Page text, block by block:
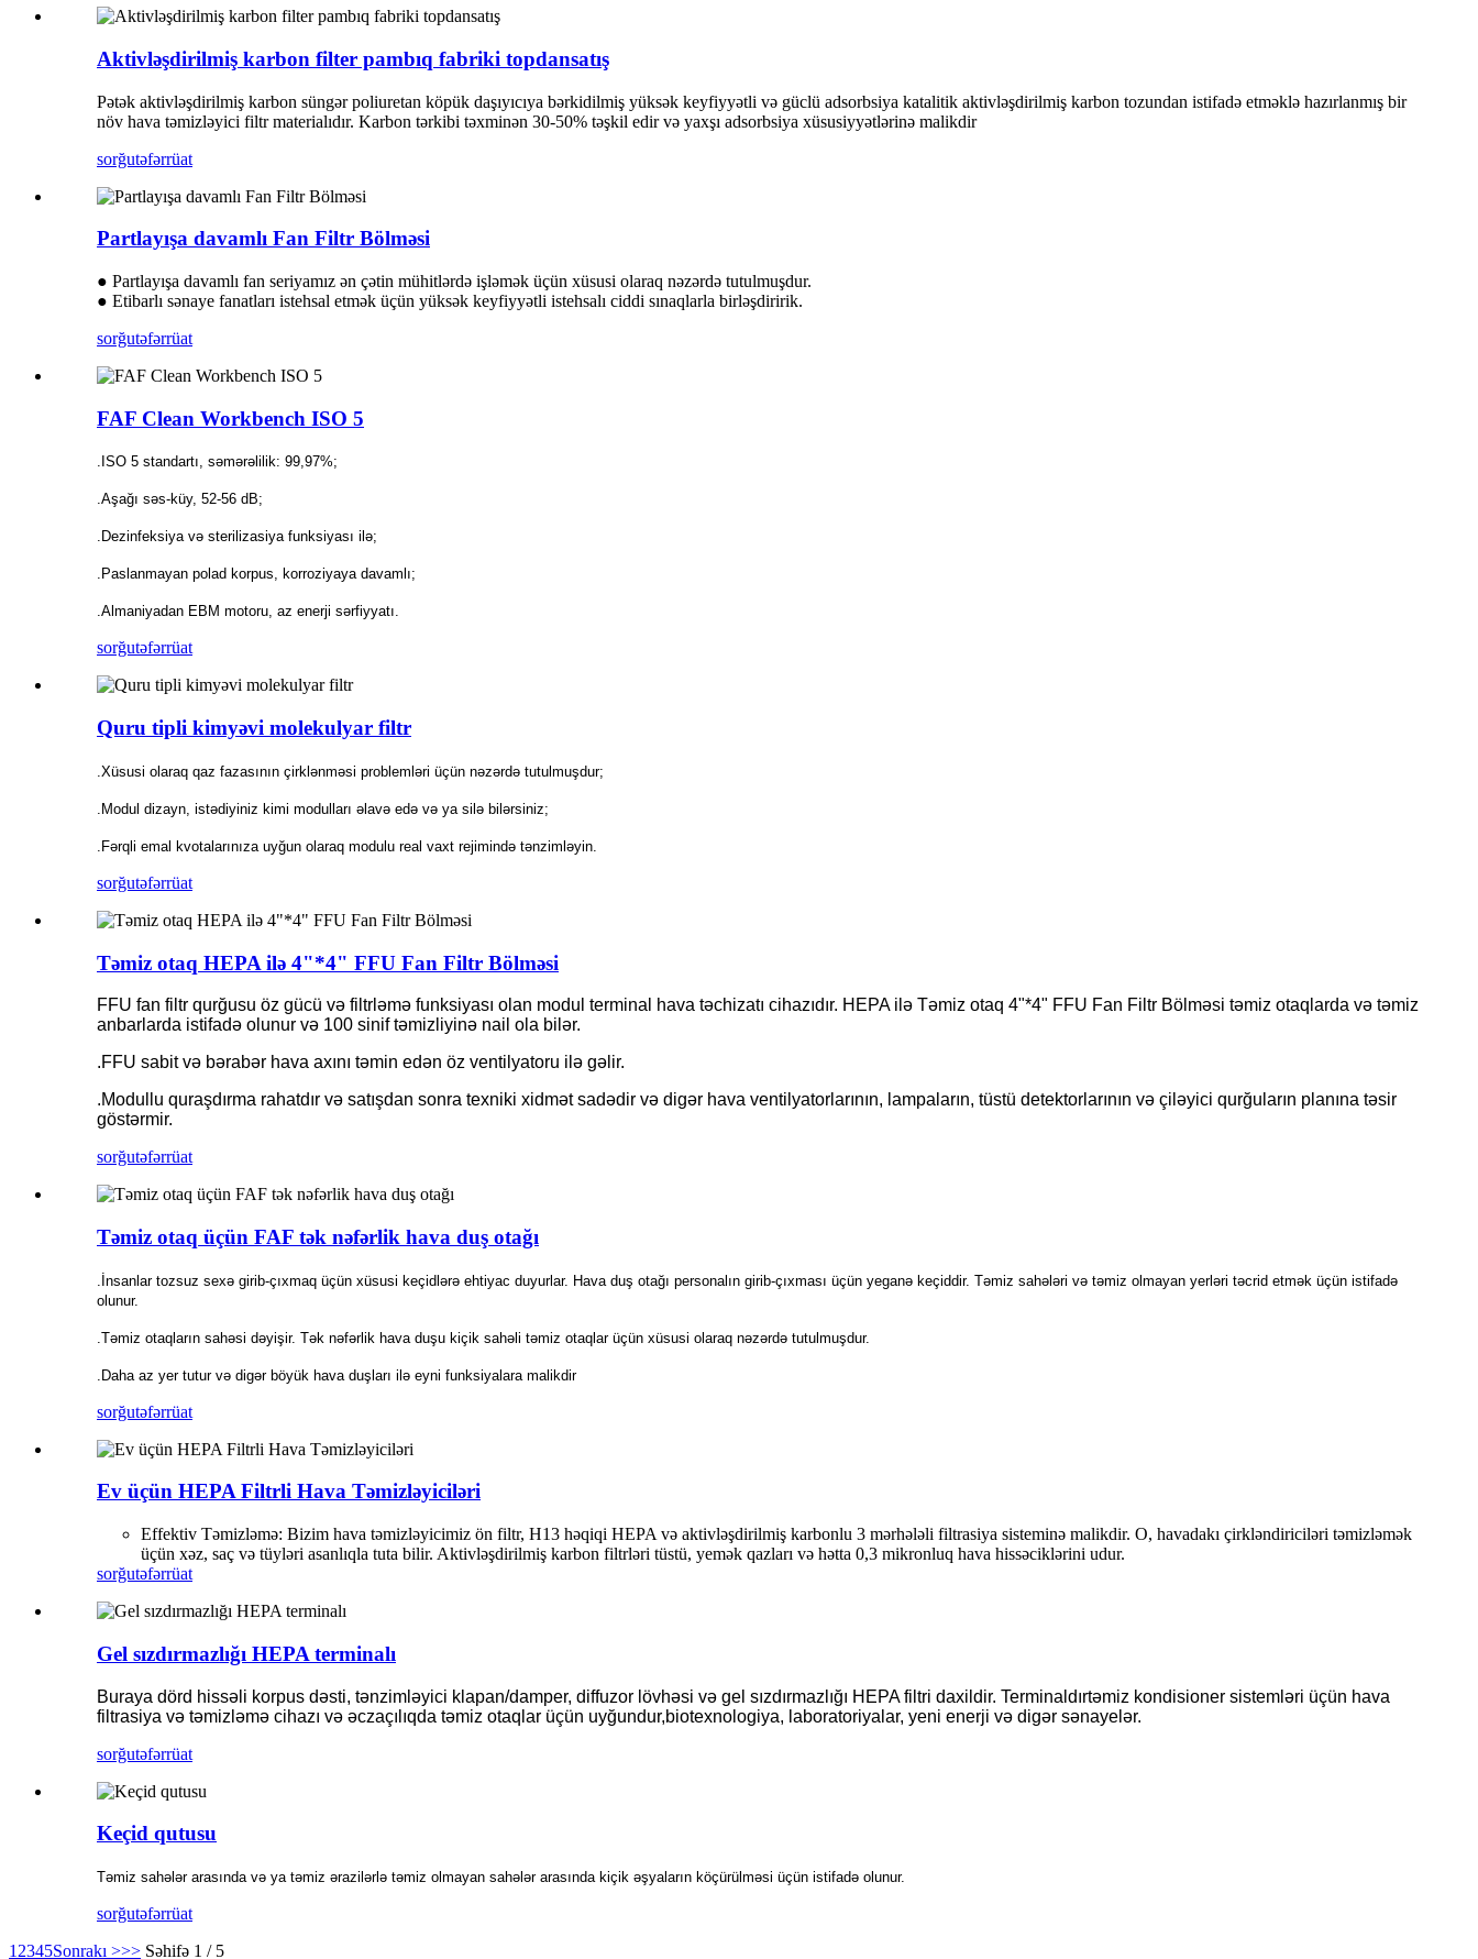
Aktivləşdirilmiş karbon filter pambıq fabriki topdansatış
Pətək aktivləşdirilmiş karbon süngər poliuretan köpük daşıyıcıya bərkidilmiş yüksək keyfiyyətli və güclü adsorbsiya katalitik aktivləşdirilmiş karbon tozundan istifadə etməklə hazırlanmış bir
növ hava təmizləyici filtr materialıdır. Karbon tərkibi təxminən 30-50% təşkil edir və yaxşı adsorbsiya xüsusiyyətlərinə malikdir
sorğutəfərrüat
Partlayışa davamlı Fan Filtr Bölməsi
● Partlayışa davamlı fan seriyamız ən çətin mühitlərdə işləmək üçün xüsusi olaraq nəzərdə tutulmuşdur.
● Etibarlı sənaye fanatları istehsal etmək üçün yüksək keyfiyyətli istehsalı ciddi sınaqlarla birləşdiririk.
sorğutəfərrüat
FAF Clean Workbench ISO 5
.ISO 5 standartı, səmərəlilik: 99,97%;
.Aşağı səs-küy, 52-56 dB;
.Dezinfeksiya və sterilizasiya funksiyası ilə;
.Paslanmayan polad korpus, korroziyaya davamlı;
.Almaniyadan EBM motoru, az enerji sərfiyyatı.
sorğutəfərrüat
Quru tipli kimyəvi molekulyar filtr
.Xüsusi olaraq qaz fazasının çirklənməsi problemləri üçün nəzərdə tutulmuşdur;
.Modul dizayn, istədiyiniz kimi modulları əlavə edə və ya silə bilərsiniz;
.Fərqli emal kvotalarınıza uyğun olaraq modulu real vaxt rejimində tənzimləyin.
sorğutəfərrüat
Təmiz otaq HEPA ilə 4"*4" FFU Fan Filtr Bölməsi
FFU fan filtr qurğusu öz gücü və filtrləmə funksiyası olan modul terminal hava təchizatı cihazıdır. HEPA ilə Təmiz otaq 4"*4" FFU Fan Filtr Bölməsi təmiz otaqlarda və təmiz
anbarlarda istifadə olunur və 100 sinif təmizliyinə nail ola bilər.
.FFU sabit və bərabər hava axını təmin edən öz ventilyatoru ilə gəlir.
.Modullu quraşdırma rahatdır və satışdan sonra texniki xidmət sadədir və digər hava ventilyatorlarının, lampaların, tüstü detektorlarının və çiləyici qurğuların planına təsir
göstərmir.
sorğutəfərrüat
Təmiz otaq üçün FAF tək nəfərlik hava duş otağı
.İnsanlar tozsuz sexə girib-çıxmaq üçün xüsusi keçidlərə ehtiyac duyurlar. Hava duş otağı personalın girib-çıxması üçün yeganə keçiddir. Təmiz sahələri və təmiz olmayan yerləri təcrid etmək üçün istifadə
olunur.
.Təmiz otaqların sahəsi dəyişir. Tək nəfərlik hava duşu kiçik sahəli təmiz otaqlar üçün xüsusi olaraq nəzərdə tutulmuşdur.
.Daha az yer tutur və digər böyük hava duşları ilə eyni funksiyalara malikdir
sorğutəfərrüat
Ev üçün HEPA Filtrli Hava Təmizləyiciləri
Effektiv Təmizləmə: Bizim hava təmizləyicimiz ön filtr, H13 həqiqi HEPA və aktivləşdirilmiş karbonlu 3 mərhələli filtrasiya sisteminə malikdir. O, havadakı çirkləndiriciləri təmizləmək
üçün xəz, saç və tüyləri asanlıqla tuta bilir. Aktivləşdirilmiş karbon filtrləri tüstü, yemək qazları və hətta 0,3 mikronluq hava hissəciklərini udur.
sorğutəfərrüat
Gel sızdırmazlığı HEPA terminalı
Buraya dörd hissəli korpus dəsti, tənzimləyici klapan/damper, diffuzor lövhəsi və gel sızdırmazlığı HEPA filtri daxildir. Terminaldırtəmiz kondisioner sistemləri üçün hava
filtrasiya və təmizləmə cihazı və əczaçılıqda təmiz otaqlar üçün uyğundur,biotexnologiya, laboratoriyalar, yeni enerji və digər sənayelər.
sorğutəfərrüat
Keçid qutusu
Təmiz sahələr arasında və ya təmiz ərazilərlə təmiz olmayan sahələr arasında kiçik əşyaların köçürülməsi üçün istifadə olunur.
sorğutəfərrüat
1 2345Sonrakı >>> Səhifə 1 / 5